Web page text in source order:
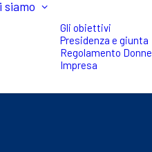
siamo
Gli obiettivi
Presidenza e giunta
Regolamento Donne
Impresa